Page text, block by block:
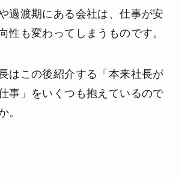
過渡期にある会社は、仕事が安
性も変わってしまうものです。
はこの後紹介する「本来社長が
事」をいくつも抱えているので
。